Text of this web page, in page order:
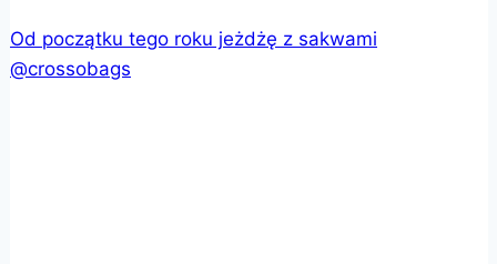
Od początku tego roku jeżdżę z sakwami
@crossobags